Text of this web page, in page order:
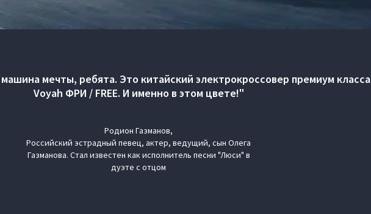
мечты, ребята. Это китайский электрокроссовер премиум класса
Voyah ФРИ / FREE. И именно в этом цвете!"
Родион Газманов,
Российский эстрадный певец, актер, ведущий, сын Олега
Газманова. Стал известен как исполнитель песни "Люси" в
дуэте с отцом